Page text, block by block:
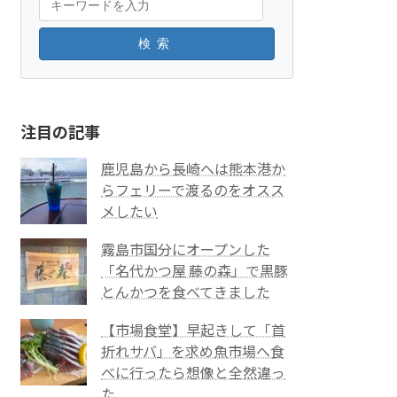
検索
注目の記事
鹿児島から長崎へは熊本港か
らフェリーで渡るのをオスス
メしたい
霧島市国分にオープンした
「名代かつ屋 藤の森」で黒豚
とんかつを食べてきました
【市場食堂】早起きして「首
折れサバ」を求め魚市場へ食
べに行ったら想像と全然違っ
た